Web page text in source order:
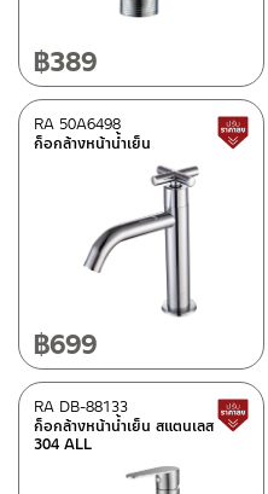
฿389
ก็อกล้างหน้าน้ำเย็น
RA 50A6498
฿699
ก็อกล้างหน้าน้ำเย็น สแตนเลส
304 ALL
RA DB-88133